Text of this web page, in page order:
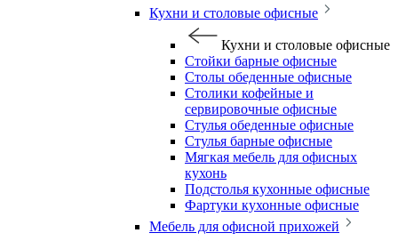
Кухни и столовые офисные
Кухни и столовые офисные
Стойки барные офисные
Столы обеденные офисные
Столики кофейные и
сервировочные офисные
Стулья обеденные офисные
Стулья барные офисные
Мягкая мебель для офисных
кухонь
Подстолья кухонные офисные
Фартуки кухонные офисные
Мебель для офисной прихожей